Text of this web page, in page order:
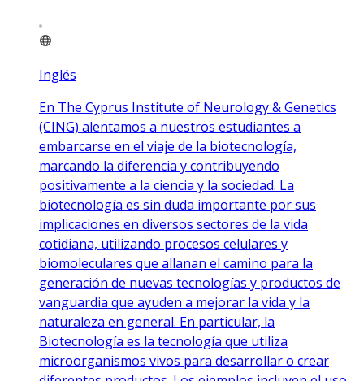
Inglés
En The Cyprus Institute of Neurology & Genetics
(CING) alentamos a nuestros estudiantes a
embarcarse en el viaje de la biotecnología,
marcando la diferencia y contribuyendo
positivamente a la ciencia y la sociedad. La
biotecnología es sin duda importante por sus
implicaciones en diversos sectores de la vida
cotidiana, utilizando procesos celulares y
biomoleculares que allanan el camino para la
generación de nuevas tecnologías y productos de
vanguardia que ayuden a mejorar la vida y la
naturaleza en general. En particular, la
Biotecnología es la tecnología que utiliza
microorganismos vivos para desarrollar o crear